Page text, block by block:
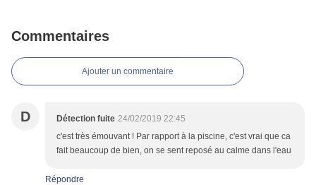
Commentaires
Ajouter un commentaire
D Détection fuite 24/02/2019 22:45
c'est très émouvant ! Par rapport à la piscine, c'est vrai que ca
fait beaucoup de bien, on se sent reposé au calme dans l'eau
Répondre